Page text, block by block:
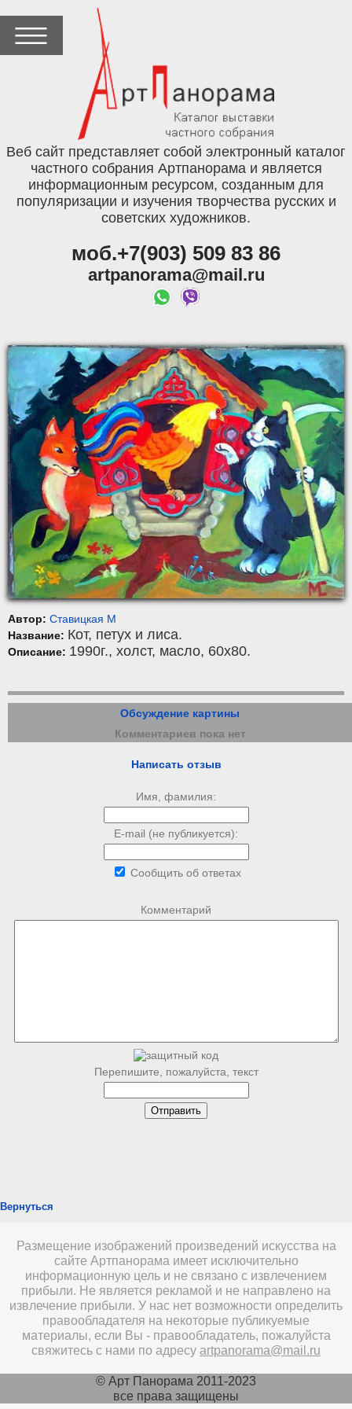
Веб сайт представляет собой электронный каталог
частного собрания Артпанорама и является
информационным ресурсом, созданным для
популяризации и изучения творчества русских и
советских художников.
моб.+7(903) 509 83 86
artpanorama@mail.ru
Автор: Ставицкая М
Название: Кот, петух и лиса.
Описание: 1990г., холст, масло, 60x80.
Обсуждение картины
Комментариев пока нет
Написать отзыв
Имя, фамилия:
E-mail (не публикуется):
Сообщить об ответах
Комментарий
Перепишите, пожалуйста, текст
Вернуться
Размещение изображений произведений искусства на
сайте Артпанорама имеет исключительно
информационную цель и не связано с извлечением
прибыли. Не является рекламой и не направлено на
извлечение прибыли. У нас нет возможности определить
правообладателя на некоторые публикуемые
материалы, если Вы - правообладатель, пожалуйста
свяжитесь с нами по адресу artpanorama@mail.ru
© Арт Панорама 2011-2023
все права защищены